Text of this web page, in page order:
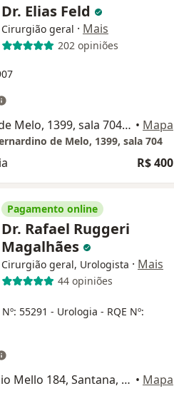
Dr. Elias Feld
Cirurgião geral · Mais
202 opiniões
Rua Bernardino de Melo, 1399, sala 704, Nova Iguaçu • Mapa
de Melo, 1399, sala 704
R$ 400
Pagamento online
Dr. Rafael Ruggeri
Magalhães
Cirurgião geral, Urologista · Mais
44 opiniões
Nº: 55291 - Urologia - RQE Nº:
Rua Doutor Ovídio Mello 184, Santana, Barra Do Piraí • Mapa